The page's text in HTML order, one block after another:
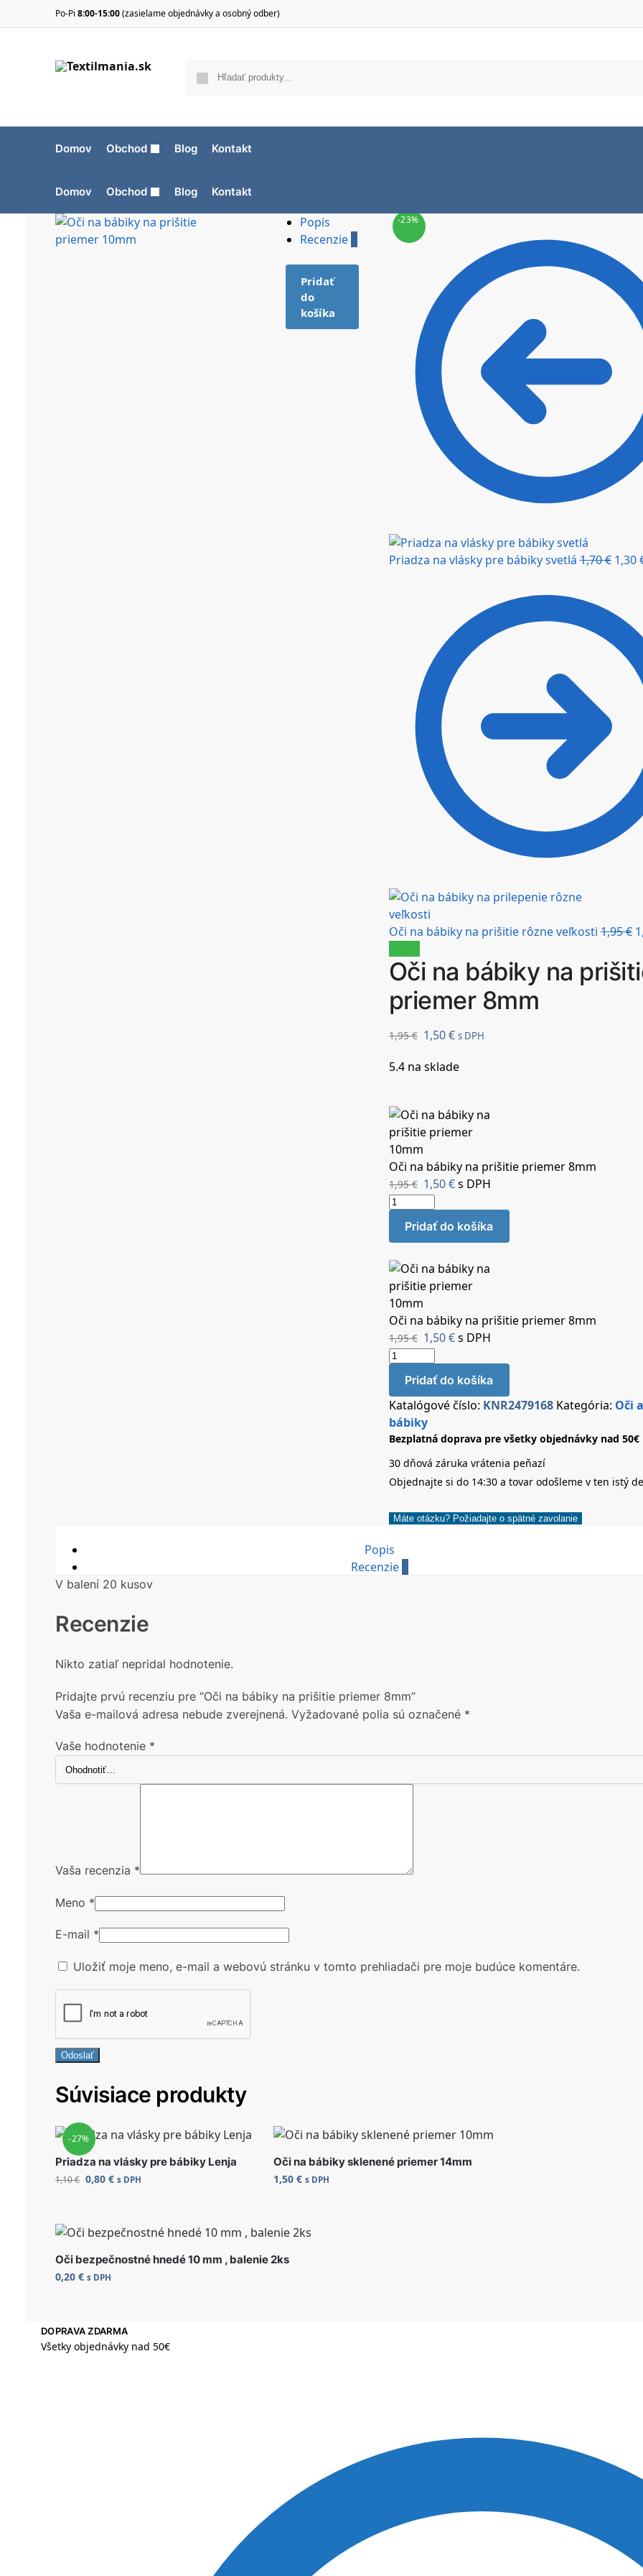
Po-Pi 8:00-15:00(zasielame objednávky a osobný odber)
Domov Obchod Blog Kontakt
Domov Obchod Blog Kontakt
Popis
Recenzie 0
Pridať
do
košíka
Priadza na vlásky pre bábiky svetlá 1,70€ 1,30
Oči na bábiky na prišitie rôzne veľkosti 1,95€
Oči na bábiky na
priemer 8mm
1,95€ 1,50€ s DPH
-23%
5.4 na sklade
Oči na bábiky na prišitie priemer 8mm
1,95€ 1,50€s DPH
Pridať do košíka
Oči na bábiky na prišitie priemer 8mm
1,95€ 1,50€s DPH
Pridať do košíka
Katalógové číslo: KNR2479168 Kategória: Oči
bábiky
Bezplatná doprava pre všetky objednávky nad 50€
30 dňová záruka vrátenia peňazí
Objednajte si do 14:30 a tovar odošleme v ten istý
Máte otázku? Požiadajte o spätné zavolanie
Popis
Recenzie 0
V balení 20 kusov
Recenzie
Nikto zatiaľ nepridal hodnotenie.
Pridajte prvú recenziu pre “Oči na bábiky na prišitie priemer 8mm”
Vaša e-mailová adresa nebude zverejnená. Vyžadované polia sú označené *
Vaše hodnotenie *
Vaša recenzia *
Meno *
E-mail *
Uložiť moje meno, e-mail a webovú stránku v tomto prehliadači pre moje budúce komentáre.
Súvisiace produkty
-27%
Priadza na vlásky pre bábiky Lenja
1,10€ 0,80 € s DPH
Oči na bábiky sklenené priemer 14mm
1,50 € s DPH
Oči bezpečnostné hnedé 10 mm , balenie 2ks
0,20 € s DPH
DOPRAVA ZDARMA
Všetky objednávky nad 50€